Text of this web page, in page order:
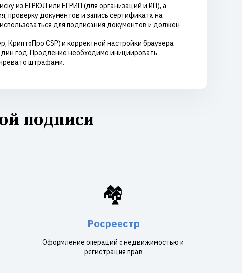
из ЕГРЮЛ или ЕГРИП (для организаций и ИП), а
проверку документов и запись сертификата на
для подписания документов и должен
КриптоПро CSP) и корректной настройки браузера
год. Продление необходимо инициировать
штрафами.
подписи
🏘️
Росреестр
Оформление операций с недвижимостью и
регистрация прав